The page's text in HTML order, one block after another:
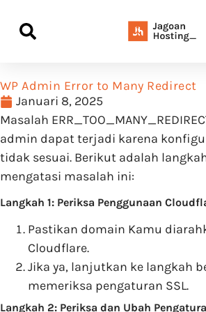
WP Admin Error to Many Redirect
Januari 8, 2025
Masalah
admin dapat terjadi karena
tidak sesuai. Berikut adalah
mengatasi masalah ini:
Langkah 1: Periksa Penggunaan
Pastikan domain Kamu
Cloudflare.
Jika ya, lanjutkan ke langkah
memeriksa pengaturan SSL.
Langkah 2: Periksa dan Ubah